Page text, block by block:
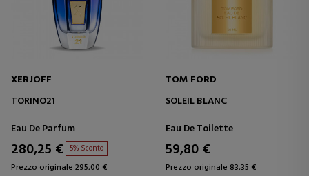
XERJOFF
TORINO21
Eau De Parfum
280,25 € 5% Sconto
Prezzo originale 295,00 €
TOM FORD
SOLEIL BLANC
Eau De Toilette
59,80 €
Prezzo originale 83,35 €